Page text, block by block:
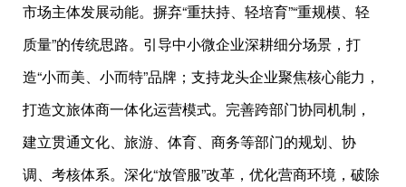
市场主体发展动能。摒弃“重扶持、轻培育”“重规模、轻
质量”的传统思路。引导中小微企业深耕细分场景，打
造“小而美、小而特”品牌；支持龙头企业聚焦核心能力，
打造文旅体商一体化运营模式。完善跨部门协同机制，
建立贯通文化、旅游、体育、商务等部门的规划、协
调、考核体系。深化“放管服”改革，优化营商环境，破除